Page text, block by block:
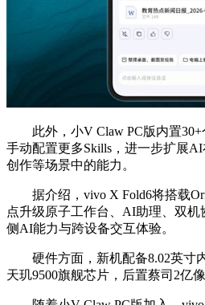
此外，小V Claw PC版内置30+
手动配置更多Skills，进一步扩展
创作等场景中的能力。
据介绍，vivo X Fold6将搭载
点升级原子工作台、AI助理、双
侧AI能力与跨设备交互体验。
硬件方面，新机配备8.02英寸
天玑9500旗舰芯片，后置蔡司2亿像